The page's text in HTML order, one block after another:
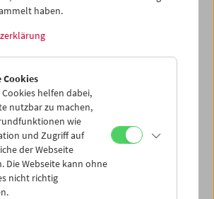
Pezold (pezoldo)
haben.
Cookies
helfen dabei,
nutzbar zu machen,
wie
und Zugriff auf
der Webseite
Die Webseite kann ohne
nicht richtig